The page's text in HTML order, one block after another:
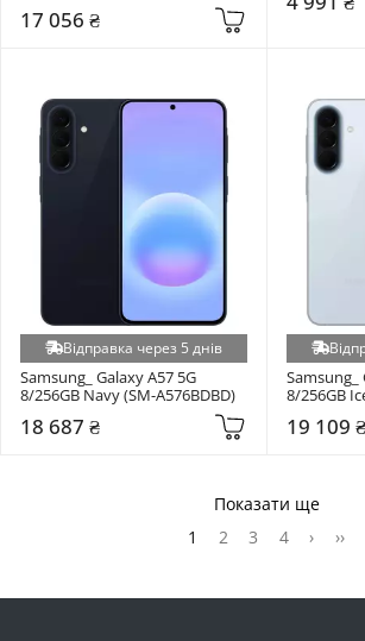
17 056 ₴
Відправка через 5 днів
Samsung_ Galaxy A57 5G
8/256GB Navy (SM-A576BDBD)
18 687 ₴
Samsung_
8/256GB
19 109 ₴
Показати ще
1
2 3 4 › ››